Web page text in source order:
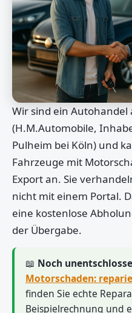
Wir sind ein Autohandel
(H.M.Automobile,
Pulheim bei Köln) und
Fahrzeuge mit
Export an. Sie
nicht mit einem Portal.
eine kostenlose
der Übergabe.
📖 Noch
Motorschaden:
finden Sie echte
Beispielrechnung und